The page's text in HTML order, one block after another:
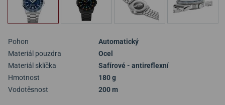
Pohon
Automatický
Materiál pouzdra
Ocel
Materiál sklíčka
Safírové - antireflexní
Hmotnost
180 g
Vodotěsnost
200 m